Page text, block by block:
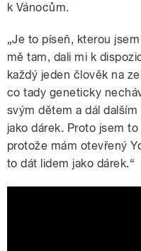
k Vánocům.
„Je to píseň, kterou
mě tam, dali mi k
každý jeden člověk na
co tady geneticky
svým dětem a dál
jako dárek. Proto jsem
protože mám otevřený
to dát lidem jako dárek.“